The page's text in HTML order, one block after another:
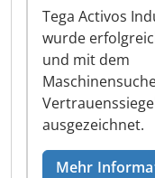
Tega Activos
wurde
und mit dem
ausgezeichnet.
Mehr